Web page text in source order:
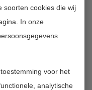
soorten cookies die wij
In onze
voor het
analytische